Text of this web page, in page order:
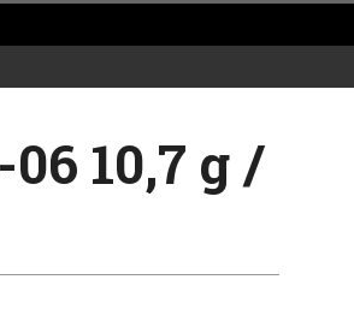
10,7 g /